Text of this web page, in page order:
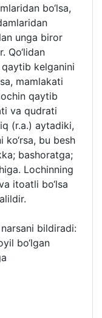
bo‘lsa,
unga biror
Qo‘lidan
kelganini
mamlakati
qaytib
va qudrati
(r.a.) aytadiki,
ko‘rsa, bu besh
bashoratga;
Lochinning
itoatli bo‘lsa
bildiradi:
bo‘lgan